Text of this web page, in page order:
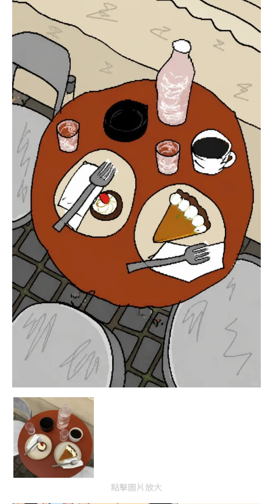
點擊圖片放大